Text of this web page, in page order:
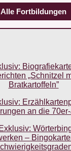
Alle Fortbildungen